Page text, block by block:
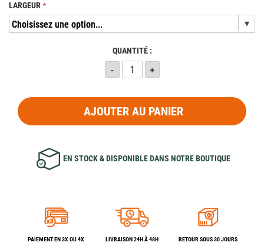
LARGEUR
QUANTITÉ :
AJOUTER AU PANIER
EN STOCK & DISPONIBLE DANS NOTRE BOUTIQUE
PAIEMENT EN 3X OU 4X LIVRAISON 24H À 48H RETOUR SOUS 30 JOURS